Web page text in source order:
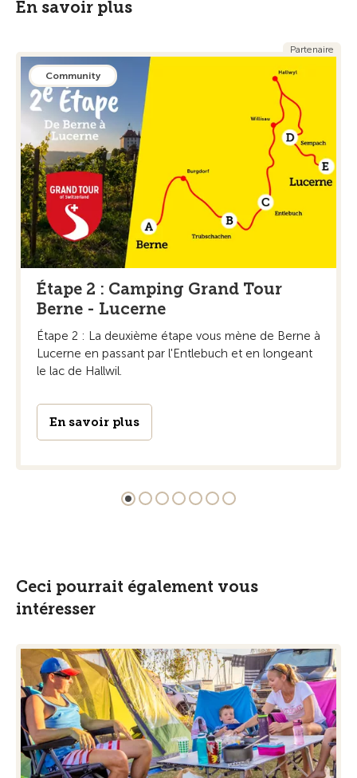
En savoir plus
Partenaire
Community
Étape 2 : Camping Grand Tour
Berne - Lucerne
Étape 2 : La deuxième étape vous mène de Berne à
Lucerne en passant par l'Entlebuch et en longeant
le lac de Hallwil.
En savoir plus
Ceci pourrait également vous
intéresser